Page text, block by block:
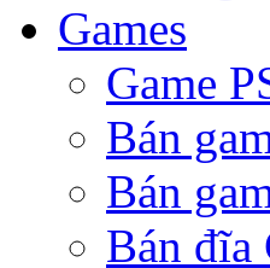
Games
Game
Bán
Bán
Bán đĩa